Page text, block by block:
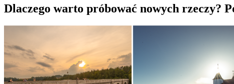
Dlaczego warto próbować nowych rzeczy?